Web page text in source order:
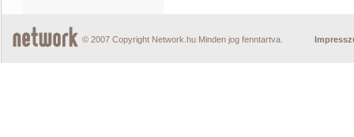
© 2007 Copyright Network.hu Minden jog fenntartva.